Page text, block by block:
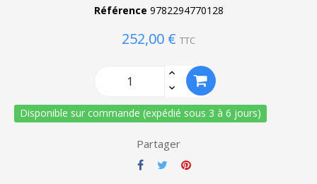
Référence 9782294770128
252,00 € TTC
Disponible sur commande (expédié sous 3 à 6 jours)
Partager